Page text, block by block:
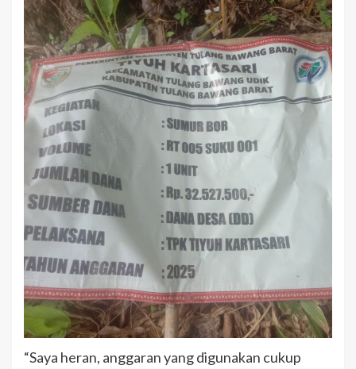
“Saya heran, anggaran yang digunakan cukup